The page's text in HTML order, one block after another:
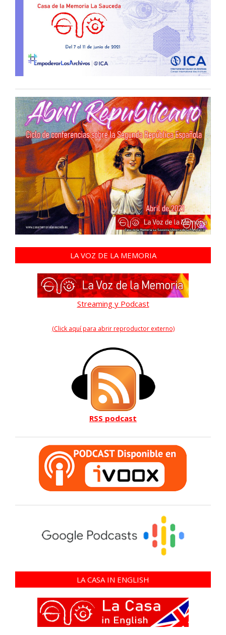
LA VOZ DE LA MEMORIA
Streaming y Podcast
(Click aquí para abrir reproductor externo)
RSS podcast
LA CASA IN ENGLISH